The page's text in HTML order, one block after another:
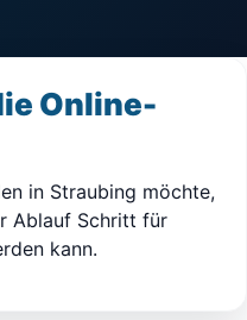
Online-
in Straubing möchte,
Ablauf Schritt für
kann.